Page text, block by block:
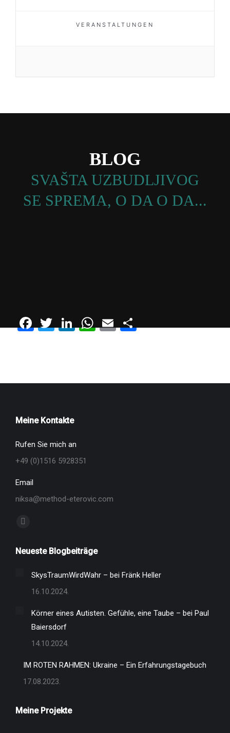
VERANSTALTUNGEN
BLOG
SVAŠTA UZBUDLJIVOG
SE SPREMA, O DA O DA...
Facebook
Twitter
LinkedIn
WhatsApp
EmailTeilen
Meine Kontakte
Rufen Sie mich an
+49 (0)1516 5928351
Email
niksa@method-eterovic.com
Finden Sie uns auf:
opens
window
Neueste Blogbeiträge
SkysTraumWirdWahr – bei Fränk Heller
16.10.2024.
Körner eines Autisten. Gefühle, eine Taube – bei Paul
Baiersdorf
14.10.2024.
IM ROTEN RAHMEN: Ukraine – Ein Erfahrungstagebuch
17.08.2023.
Meine Projekte